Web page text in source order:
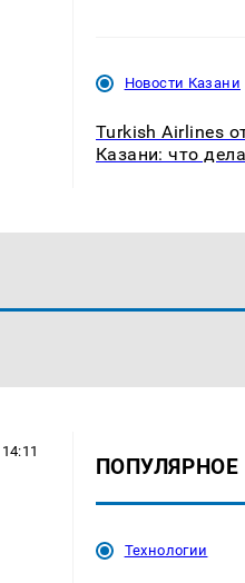
Новости Казани
Turkish Airlines
Казани: что
ПОПУЛЯРНОЕ
Технологии